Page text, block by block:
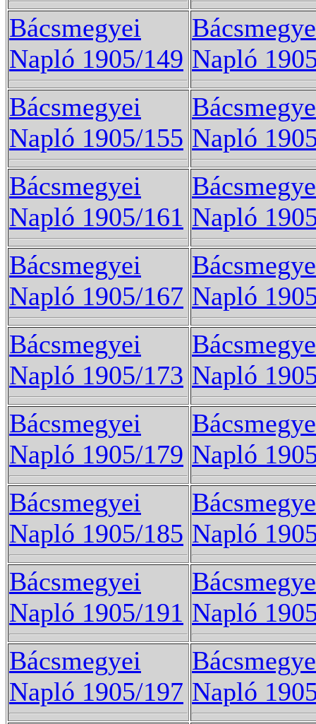
Bácsmegyei
Napló 1905/149 Napló
Bácsmegyei
Napló 1905/155 Napló
Bácsmegyei
Napló 1905/161 Napló
Bácsmegyei
Napló 1905/167 Napló
Bácsmegyei
Napló 1905/173 Napló
Bácsmegyei
Napló 1905/179 Napló
Bácsmegyei
Napló 1905/185 Napló
Bácsmegyei
Napló 1905/191 Napló
Bácsmegyei
Napló 1905/197 Napló